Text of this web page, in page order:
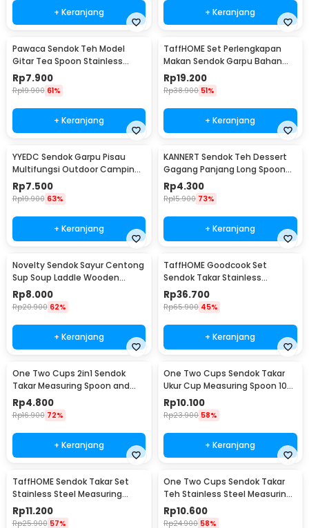
+ Keranjang + Keranjang
Pawaca Sendok Teh Model
Gitar Tea Spoon Stainless
Steel 304 12cm - RR-09
Rp7.900
Rp19.900 61%
+ Keranjang
TaffHOME Set Perlengkapan
Makan Sendok Garpu Bahan
Bambu Cutlery Set - EA02510
Rp19.200
Rp38.900 51%
+ Keranjang
YYEDC Sendok Garpu Pisau
Multifungsi Outdoor Camping
Spork EDC Tools - LX708
Rp7.500
Rp19.900 63%
+ Keranjang
KANNERT Sendok Teh Dessert
Gagang Panjang Long Spoon
Stainless Steel - RR-11
Rp4.300
Rp15.900 73%
+ Keranjang
Novelty Sendok Sayur Centong
Sup Soup Laddle Wooden
Spoon - RR-20
Rp8.000
Rp20.900 62%
+ Keranjang
TaffHOME Goodcook Set
Sendok Takar Stainless
Measuring Spoon 8 PCS - 167
Rp36.700
Rp65.900 45%
+ Keranjang
One Two Cups 2in1 Sendok
Takar Measuring Spoon and
Coffee Tamper - G1120
Rp4.800
Rp16.900 72%
+ Keranjang
One Two Cups Sendok Takar
Ukur Cup Measuring Spoon 10
PCS - 16799
Rp10.100
Rp23.900 58%
+ Keranjang
TaffHOME Sendok Takar Set
Stainless Steel Measuring
Spoon 5 PCS - S300
Rp11.200
Rp25.900 57%
One Two Cups Sendok Takar
Teh Stainless Steel Measuring
Spoon 5 PCS - S301
Rp10.600
Rp24.900 58%